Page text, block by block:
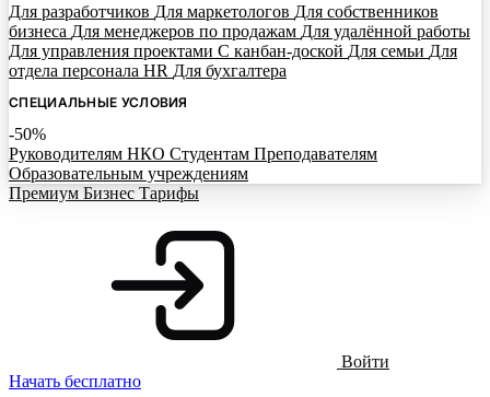
Для разработчиков Для маркетологов Для собственников
бизнеса Для менеджеров по продажам Для удалённой работы
Для управления проектами С канбан-доской Для семьи Для
отдела персонала HR Для бухгалтера
СПЕЦИАЛЬНЫЕ УСЛОВИЯ
-50%
Руководителям НКО Студентам Преподавателям
Образовательным учреждениям
Премиум Бизнес Тарифы
Войти
Начать бесплатно